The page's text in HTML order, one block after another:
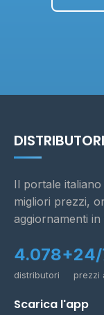
Il portale
migliori prezzi,
aggiornamenti
4.078+
distributori prezzi
Scarica l'app